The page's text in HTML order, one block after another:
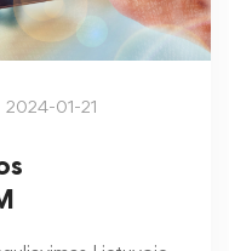
2024-01-21